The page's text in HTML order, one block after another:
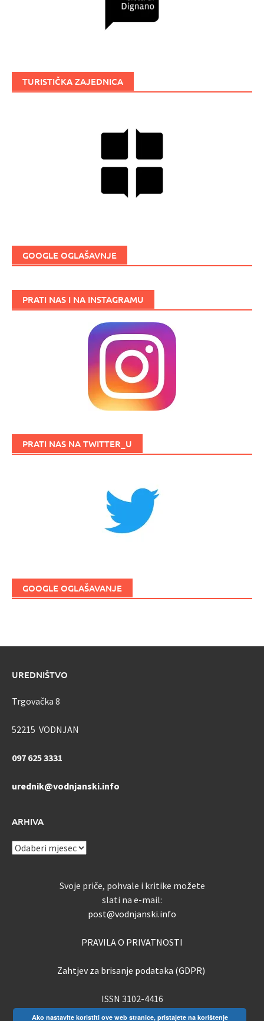
TURISTIČKA ZAJEDNICA
GOOGLE OGLAŠAVNJE
PRATI NAS I NA INSTAGRAMU
PRATI NAS NA TWITTER_U
GOOGLE OGLAŠAVANJE
UREDNIŠTVO
Trgovačka 8
52215 VODNJAN
097 625 3331
urednik@vodnjanski.info
ARHIVA
ARHIVA
Svoje priče, pohvale i kritike možete
slati na e-mail:
post@vodnjanski.info
PRAVILA O PRIVATNOSTI
Zahtjev za brisanje podataka (GDPR)
ISSN 3102-4416
Ako nastavite koristiti ove web stranice, pristajete na korištenje